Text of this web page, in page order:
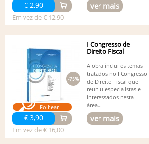
€ 2,90
Em vez de € 12,90
ver mais
Folhear
€ 3,90
Em vez de € 16,00
-75%
I Congresso de
Direito Fiscal
A obra inclui os temas
tratados no I Congresso
de Direito Fiscal que
reuniu especialistas e
interessados nesta
área...
ver mais